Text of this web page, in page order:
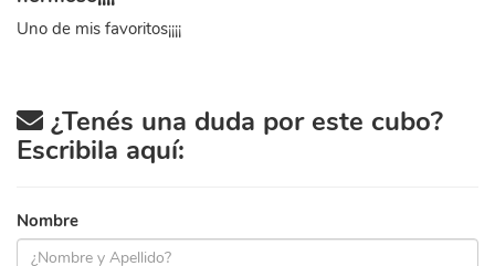
Uno de mis favoritos¡¡¡¡
¿Tenés una duda por este cubo?
Escribila aquí:
Nombre